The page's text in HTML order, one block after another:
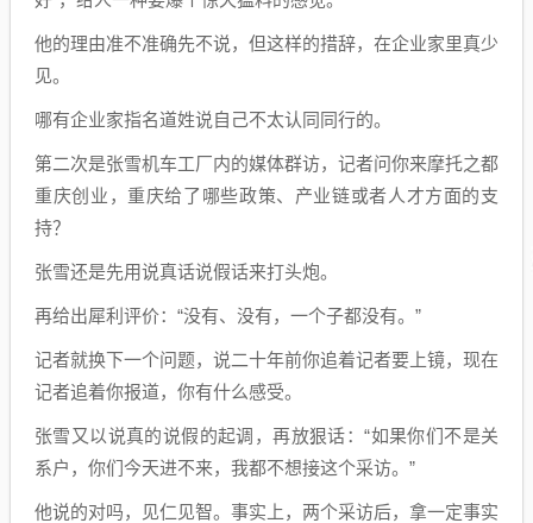
他的理由准不准确先不说，但这样的措辞，在企业家里真少
见。
哪有企业家指名道姓说自己不太认同同行的。
第二次是张雪机车工厂内的媒体群访，记者问你来摩托之都
重庆创业，重庆给了哪些政策、产业链或者人才方面的支
持？
张雪还是先用说真话说假话来打头炮。
再给出犀利评价：“没有、没有，一个子都没有。”
记者就换下一个问题，说二十年前你追着记者要上镜，现在
记者追着你报道，你有什么感受。
张雪又以说真的说假的起调，再放狠话：“如果你们不是关
系户，你们今天进不来，我都不想接这个采访。”
他说的对吗，见仁见智。事实上，两个采访后，拿一定事实